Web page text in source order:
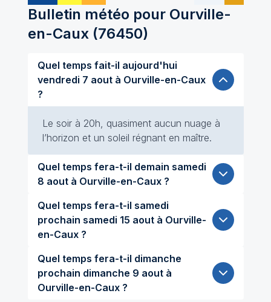
Bulletin météo pour Ourville-
en-Caux(76450)
Quel temps fait-il aujourd'hui
vendredi 7 aout à Ourville-en-Caux
?
Le soir à 20h, quasiment aucun nuage à
l’horizon et un soleil régnant en maître.
Quel temps fera-t-il demain samedi
8 aout à Ourville-en-Caux ?
Quel temps fera-t-il samedi
prochain samedi 15 aout à Ourville-
en-Caux ?
Quel temps fera-t-il dimanche
prochain dimanche 9 aout à
Ourville-en-Caux ?